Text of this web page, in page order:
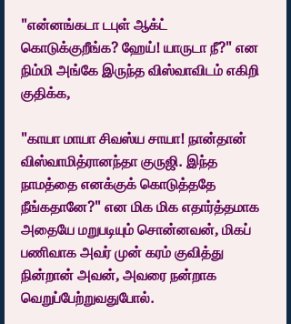
"என்னங்கடா டபுள் ஆக்ட்
கொடுக்குறீங்க? ஹேய்! யாருடா நீ?" என
நிம்மி அங்கே இருந்த விஸ்வாவிடம் எகிறி
குதிக்க,
"காயா மாயா சிவஸ்ய சாயா! நான்தான்
விஸ்வாமித்ரானந்தா குருஜி. இந்த
நாமத்தை எனக்குக் கொடுத்ததே
நீங்கதானே?" என மிக மிக எதார்த்தமாக
அதையே மறுபடியும் சொன்னவன், மிகப்
பணிவாக அவர் முன் கரம் குவித்து
நின்றான் அவன், அவரை நன்றாக
வெறுப்பேற்றுவதுபோல்.